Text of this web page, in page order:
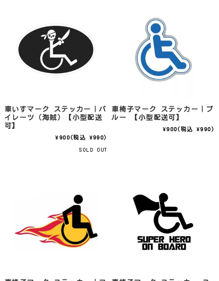
車いすマーク ステッカー｜パ
イレーツ（海賊）【小型配送
可】
¥900(税込 ¥990)
SOLD OUT
車椅子マーク ステッカー｜ブ
ルー 【小型配送可】
¥900(税込 ¥990)